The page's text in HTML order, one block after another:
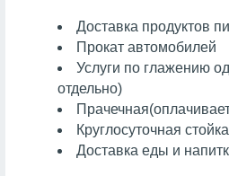
Доставка продуктов
Прокат автомобилей
Услуги по глажению
отдельно)
Прачечная
Круглосуточная
Доставка еды и